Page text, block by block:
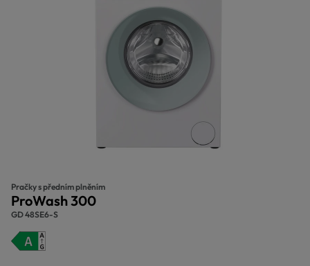
Pračky s předním plněním
ProWash 300
GD 48SE6-S